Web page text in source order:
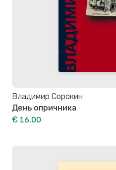
Владимир Сорокин
День опричника
€ 16,00